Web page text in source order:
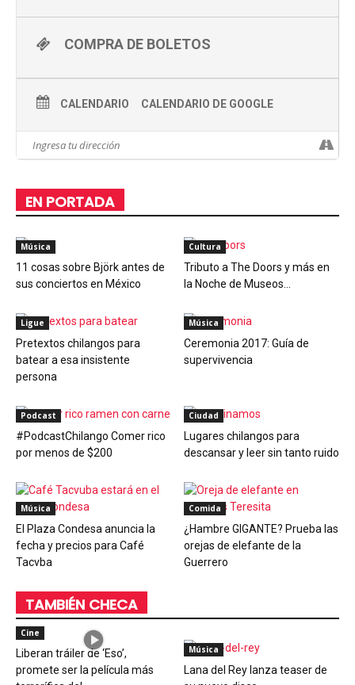
COMPRA DE BOLETOS
CALENDARIO CALENDARIO DE GOOGLE
EN PORTADA
Música
11 cosas sobre Björk antes de
sus conciertos en México
Cultura
Tributo a The Doors y más en
la Noche de Museos...
Ligue
Pretextos chilangos para
batear a esa insistente
persona
Música
Ceremonia 2017: Guía de
supervivencia
Podcast
#PodcastChilango Comer rico
por menos de $200
Ciudad
Lugares chilangos para
descansar y leer sin tanto ruido
Música
El Plaza Condesa anuncia la
fecha y precios para Café
Tacvba
Comida
¿Hambre GIGANTE? Prueba las
orejas de elefante de la
Guerrero
TAMBIÉN CHECA
Cine
Liberan tráiler de ‘Eso’,
promete ser la película más
Música
Lana del Rey lanza teaser de